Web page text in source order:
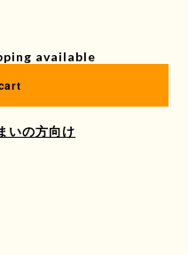
available
いの方向け